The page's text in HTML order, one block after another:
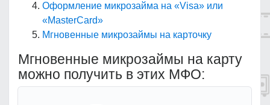
Оформление микрозайма на «Visa» или
«MasterCard»
Мгновенные микрозаймы на карточку
Мгновенные микрозаймы на карту
можно получить в этих МФО: